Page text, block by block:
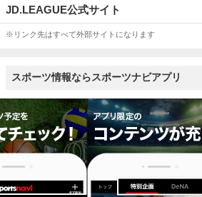
JD.LEAGUE公式サイト
※リンク先はすべて外部サイトになります
スポーツ情報ならスポーツナビアプリ